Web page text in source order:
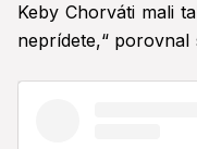
Keby Chorváti mali
neprídete,“ porovnal